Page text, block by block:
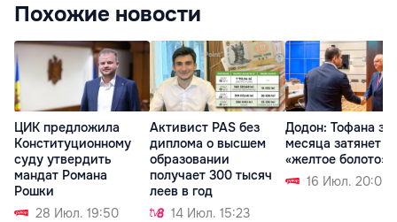
Похожие новости
ЦИК предложила
Конституционному
суду утвердить
мандат Романа
Рошки
28 Июл. 19:50
Активист PAS без
диплома о высшем
образовании
получает 300 тысяч
леев в год
14 Июл. 15:23
Додон: Тофана за
месяца затянет в
«желтое болото»
16 Июл. 20:05